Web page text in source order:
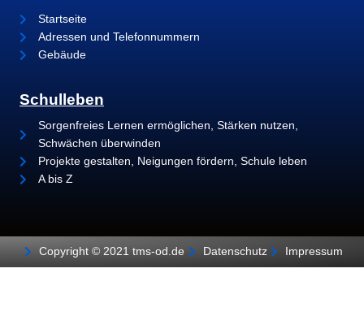
Startseite
Adressen und Telefonnummern
Gebäude
Schulleben
Sorgenfreies Lernen ermöglichen, Stärken nutzen,
Schwächen überwinden
Projekte gestalten, Neigungen fördern, Schule leben
A bis Z
Copyright © 2021 tms-od.de Datenschutz Impressum